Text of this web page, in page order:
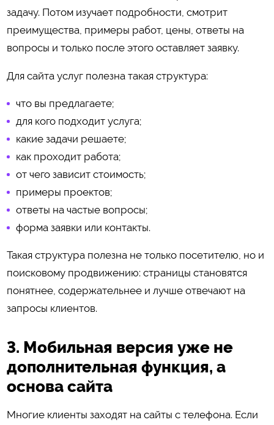
задачу. Потом изучает подробности, смотрит
преимущества, примеры работ, цены, ответы на
вопросы и только после этого оставляет заявку.
Для сайта услуг полезна такая структура:
что вы предлагаете;
для кого подходит услуга;
какие задачи решаете;
как проходит работа;
от чего зависит стоимость;
примеры проектов;
ответы на частые вопросы;
форма заявки или контакты.
Такая структура полезна не только посетителю, но и
поисковому продвижению: страницы становятся
понятнее, содержательнее и лучше отвечают на
запросы клиентов.
3. Мобильная версия уже не
дополнительная функция, а
основа сайта
Многие клиенты заходят на сайты с телефона. Если